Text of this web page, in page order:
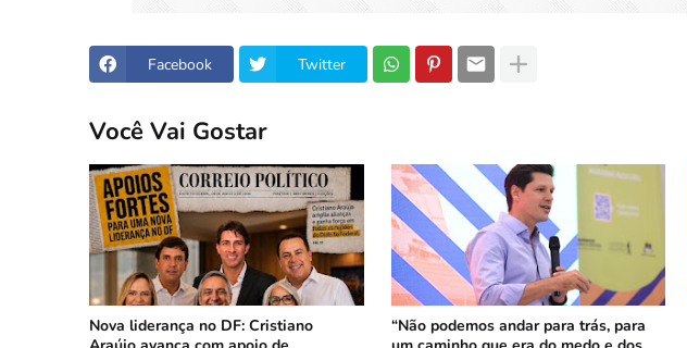
Facebook Twitter
Você Vai Gostar
Nova liderança no DF: Cristiano
“Não podemos andar para trás, para